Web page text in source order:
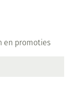
en promoties